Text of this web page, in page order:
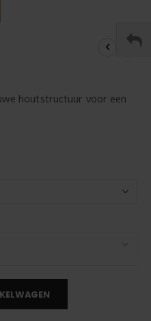
houtstructuur voor een